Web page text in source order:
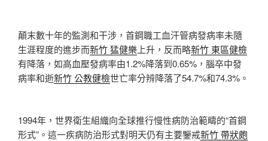
顛末數十年的監測和干涉，首鋼職工血汗管病發病率未隨
生涯程度的進步而新竹 猛健樂 上升，反而略新竹 東區健檢
有降落，如高血壓發病率由1.2%降落到0.65%，腦卒中發
病率和逝新竹 公教健檢世亡率分辨降落了54.7%和74.3%。
1994年，世界衛生組織向全球推行慢性病防治範疇的“首鋼
形式”。這一疾病防治形式對明天仍有主要鑒戒新竹 帶狀皰